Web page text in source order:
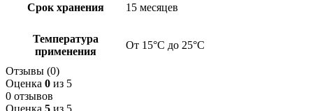
Срок хранения 15 месяцев
Температура
применения
От 15°С до 25°С
Отзывы (0)
Оценка 0 из 5
0 отзывов
Оценка 5 из 5